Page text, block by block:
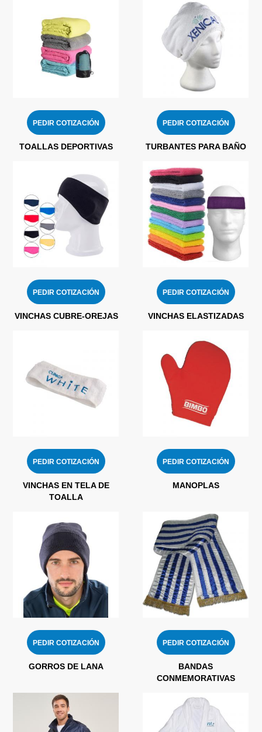
PEDIR COTIZACIÓN
TOALLAS DEPORTIVAS
PEDIR COTIZACIÓN
TURBANTES PARA BAÑO
PEDIR COTIZACIÓN
VINCHAS CUBRE-OREJAS
PEDIR COTIZACIÓN
VINCHAS ELASTIZADAS
PEDIR COTIZACIÓN
VINCHAS EN TELA DE
TOALLA
PEDIR COTIZACIÓN
MANOPLAS
PEDIR COTIZACIÓN
GORROS DE LANA
PEDIR COTIZACIÓN
BANDAS
CONMEMORATIVAS